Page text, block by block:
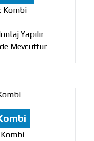
Kombi
Yapılır
Mevcuttur